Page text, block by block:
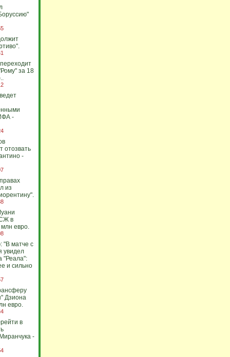
за 18
-
отозвать
-
из
в
евро.
"В матче с
увидел
"Реала":
и сильно
Дзиона
евро.
в
-